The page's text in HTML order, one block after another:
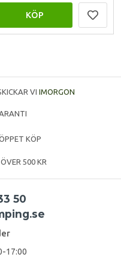
KÖP
VI IMORGON
KÖP
500 KR
50
17:00